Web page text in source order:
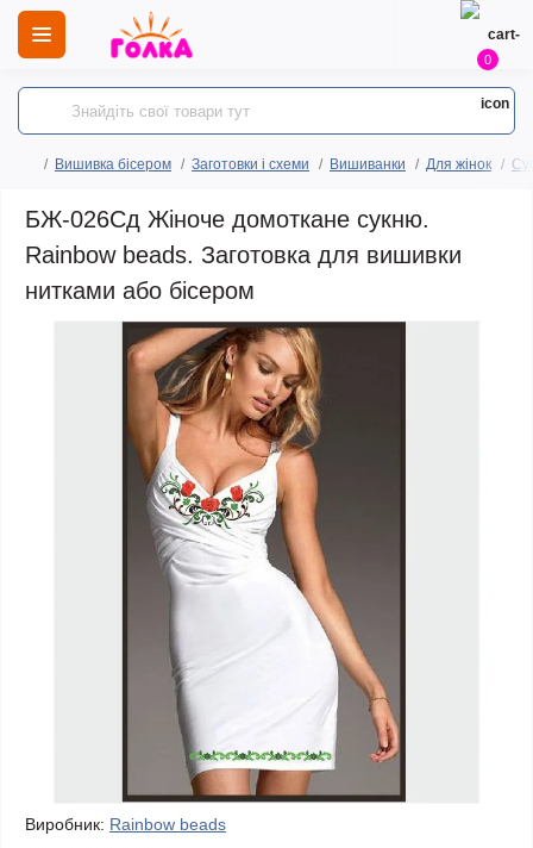
0
Вишивка бісером Заготовки і схеми Вишиванки Для жінок
БЖ-026Сд Жіноче домоткане сукню.
Rainbow beads. Заготовка для вишивки
нитками або бісером
Виробник: Rainbow beads